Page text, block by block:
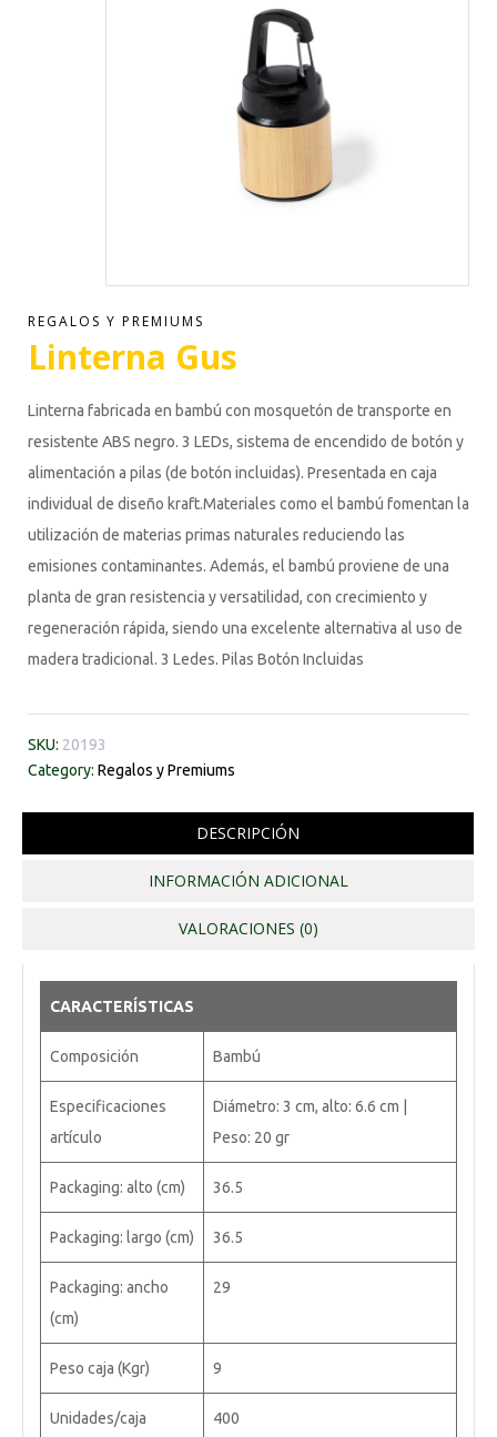
REGALOS Y PREMIUMS
Linterna Gus
Linterna fabricada en bambú con mosquetón de transporte en
resistente ABS negro. 3 LEDs, sistema de encendido de botón y
alimentación a pilas (de botón incluidas). Presentada en caja
individual de diseño kraft.Materiales como el bambú fomentan la
utilización de materias primas naturales reduciendo las
emisiones contaminantes. Además, el bambú proviene de una
planta de gran resistencia y versatilidad, con crecimiento y
regeneración rápida, siendo una excelente alternativa al uso de
madera tradicional. 3 Ledes. Pilas Botón Incluidas
SKU: 20193
Category: Regalos y Premiums
DESCRIPCIÓN
INFORMACIÓN ADICIONAL
VALORACIONES (0)
CARACTERÍSTICAS
Composición Bambú
Especificaciones
artículo
Diámetro: 3 cm, alto: 6.6 cm |
Peso: 20 gr
Packaging: alto (cm) 36.5
Packaging: largo (cm) 36.5
Packaging: ancho
(cm)
29
Peso caja (Kgr) 9
Unidades/caja 400